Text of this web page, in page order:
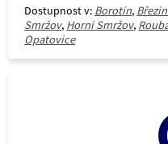
Dostupnost v: Borotín,
Smržov, Horní Smržov,
Opatovice